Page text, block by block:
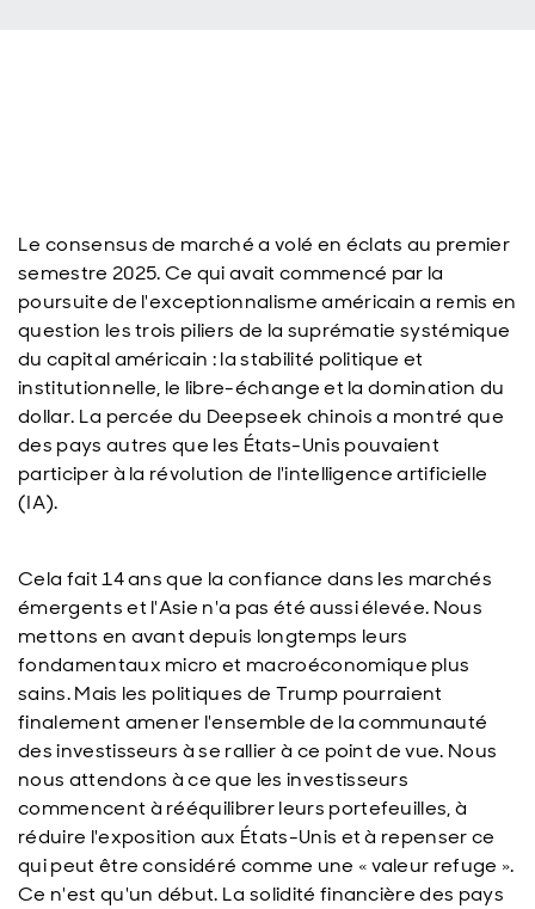
Le consensus de marché a volé en éclats au premier
semestre 2025. Ce qui avait commencé par la
poursuite de l'exceptionnalisme américain a remis en
question les trois piliers de la suprématie systémique
du capital américain : la stabilité politique et
institutionnelle, le libre-échange et la domination du
dollar. La percée du Deepseek chinois a montré que
des pays autres que les États-Unis pouvaient
participer à la révolution de l'intelligence artificielle
(IA).
Cela fait 14 ans que la confiance dans les marchés
émergents et l'Asie n'a pas été aussi élevée. Nous
mettons en avant depuis longtemps leurs
fondamentaux micro et macroéconomique plus
sains. Mais les politiques de Trump pourraient
finalement amener l'ensemble de la communauté
des investisseurs à se rallier à ce point de vue. Nous
nous attendons à ce que les investisseurs
commencent à rééquilibrer leurs portefeuilles, à
réduire l'exposition aux États-Unis et à repenser ce
qui peut être considéré comme une « valeur refuge ».
Ce n'est qu'un début. La solidité financière des pays